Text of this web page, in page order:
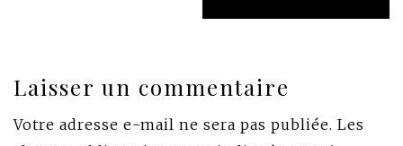
Laisser un commentaire
Votre adresse e-mail ne sera pas publiée. Les